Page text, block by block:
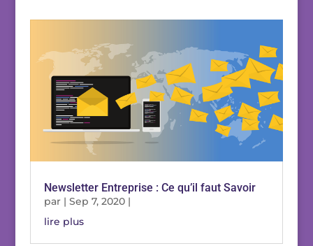
Newsletter Entreprise : Ce qu’il faut Savoir
par | Sep 7, 2020|
lire plus